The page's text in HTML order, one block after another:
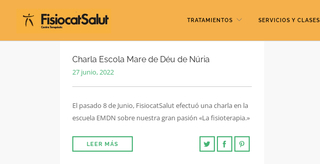
TRATAMIENTOS SERVICIOS Y CLASES
Charla Escola Mare de Déu de Núria
27 junio, 2022
El pasado 8 de Junio, FisiocatSalut efectuó una charla en la
escuela EMDN sobre nuestra gran pasión «La fisioterapia.»
LEER MÁS